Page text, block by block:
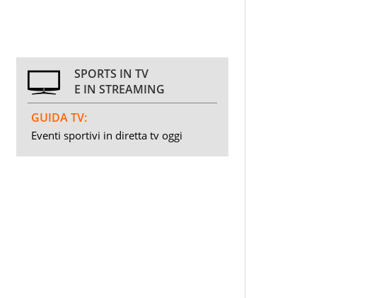
SPORTS IN TV
E IN STREAMING
GUIDA TV:
Eventi sportivi in diretta tv oggi